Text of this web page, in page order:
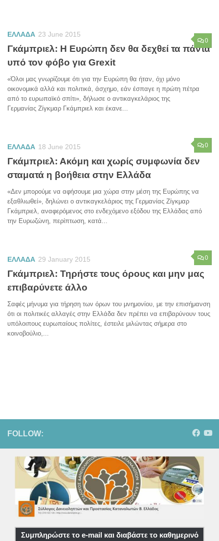
0
ΕΛΛΑΔΑ 23 June 2015
Γκάμπριελ: Η Ευρώπη δεν θα δεχθεί τα πάντα
υπό τον φόβο για Grexit
«Όλοι μας γνωρίζουμε ότι για την Ευρώπη θα ήταν, όχι μόνο
οικονομικά αλλά και πολιτικά, άσχημο, εάν έσπαγε η πρώτη πέτρα
από το ευρωπαϊκό σπίτι», δήλωσε ο αντικαγκελάριος της
Γερμανίας Ζίγκμαρ Γκάμπριελ και έκανε...
0
ΕΛΛΑΔΑ 18 June 2015
Γκάμπριελ: Ακόμη και χωρίς συμφωνία δεν
σταματά η βοήθεια στην Ελλάδα
«Δεν μπορούμε να αφήσουμε μια χώρα στην μέση της Ευρώπης να
εξαθλιωθεί», δηλώνει ο αντικαγκελάριος της Γερμανίας Ζίγκμαρ
Γκάμπριελ, αναφερόμενος στο ενδεχόμενο εξόδου της Ελλάδας από
την Ευρωζώνη, περίπτωση, κατά...
0
ΕΛΛΑΔΑ 29 January 2015
Γκάμπριελ: Τηρήστε τους όρους και μην μας
επιβαρύνετε άλλο
Σαφές μήνυμα για τήρηση των όρων του μνημονίου, με την επισήμανση
ότι οι πολιτικές αλλαγές στην Ελλάδα δεν πρέπει να επιβαρύνουν τους
υπόλοιπους ευρωπαίους πολίτες, έστειλε μιλώντας σήμερα στο
κοινοβούλιο,...
FOLLOW:
Συμπληρώστε το e-mail και διαβάστε το καθημερινό